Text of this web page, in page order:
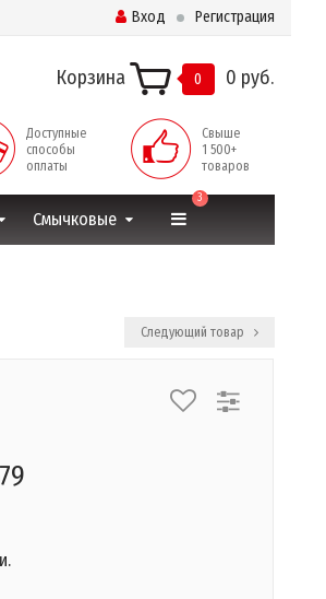
Вход Регистрация
Корзина 0 0 руб.
Доступные
способы
оплаты
Свыше
1 500+
товаров
Смычковые
3
Следующий товар